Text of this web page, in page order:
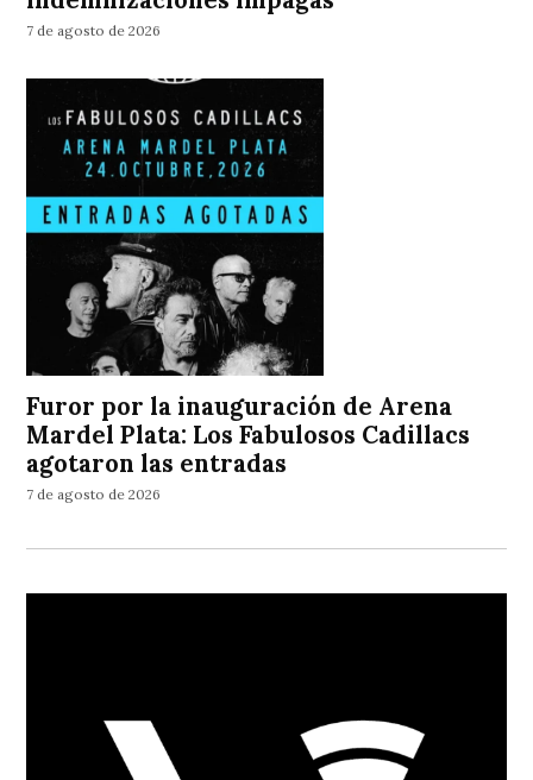
7 de agosto de 2026
Furor por la inauguración de Arena
Mardel Plata: Los Fabulosos Cadillacs
agotaron las entradas
7 de agosto de 2026